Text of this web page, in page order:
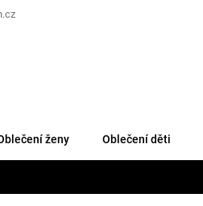
ženy Oblečení děti